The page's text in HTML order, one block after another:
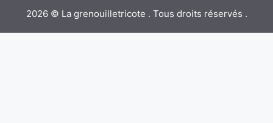
2026 © La grenouilletricote . Tous droits réservés .